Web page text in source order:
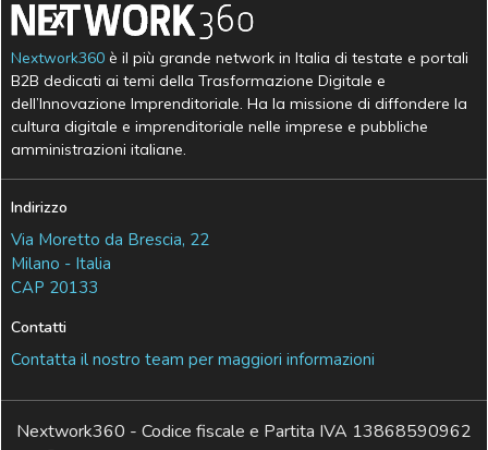
Nextwork360 è il più grande network in Italia di testate e portali
B2B dedicati ai temi della Trasformazione Digitale e
dell’Innovazione Imprenditoriale. Ha la missione di diffondere la
cultura digitale e imprenditoriale nelle imprese e pubbliche
amministrazioni italiane.
Indirizzo
Via Moretto da Brescia, 22
Milano - Italia
CAP 20133
Contatti
Contatta il nostro team per maggiori informazioni
Nextwork360 - Codice fiscale e Partita IVA 13868590962